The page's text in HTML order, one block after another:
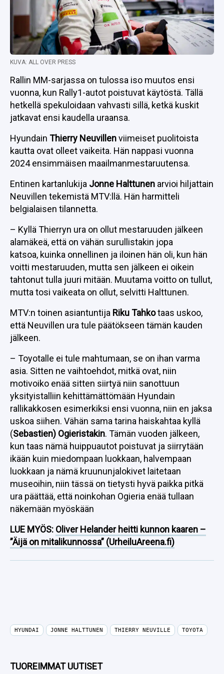
KUVA: ALL OVER PRESS
Rallin MM-sarjassa on tulossa iso muutos ensi
vuonna, kun Rally1-autot poistuvat käytöstä. Tällä
hetkellä spekuloidaan vahvasti sillä, ketkä kuskit
jatkavat ensi kaudella uraansa.
Hyundain Thierry Neuvillenviimeiset puolitoista
kautta ovat olleet vaikeita. Hän nappasi vuonna
2024 ensimmäisen maailmanmestaruutensa.
Entinen kartanlukija Jonne Halttunen arvioi hiljattain
Neuvillen tekemistä MTV:llä. Hän harmitteli
belgialaisen tilannetta.
– Kyllä Thierryn ura on ollut mestaruuden jälkeen
alamäkeä, että on vähän surullistakin jopa
katsoa, kuinka onnellinen ja iloinen hän oli, kun hän
voitti mestaruuden, mutta sen jälkeen ei oikein
tahtonut tulla juuri mitään. Muutama voitto on tullut,
mutta tosi vaikeata on ollut, selvitti Halttunen.
MTV:n toinen asiantuntija Riku Tahkotaas uskoo,
että Neuvillen ura tule päätökseen tämän kauden
jälkeen.
– Toyotalle ei tule mahtumaan, se on ihan varma
asia. Sitten ne vaihtoehdot, mitkä ovat, niin
motivoiko enää sitten siirtyä niin sanottuun
yksityistalliin kehittämättömään Hyundain
rallikakkosen esimerkiksi ensi vuonna, niin en jaksa
uskoa siihen. Vähän sama tarina haiskahtaa kyllä
(Sebastien) Ogieristakin. Tämän vuoden jälkeen,
kun taas nämä huippuautot poistuvat ja siirrytään
ikään kuin miedompaan luokkaan, halvempaan
luokkaan ja nämä kruununjalokivet laitetaan
museoihin, niin tässä on tietysti hyvä paikka pitkä
ura päättää, että noinkohan Ogieria enää tullaan
näkemään myöskään
LUE MYÖS: Oliver Helander heitti kunnon kaaren –
”Äijä on mitalikunnossa” (UrheiluAreena.fi)
HYUNDAI JONNE HALTTUNEN THIERRY NEUVILLE TOYOTA
TUOREIMMAT UUTISET